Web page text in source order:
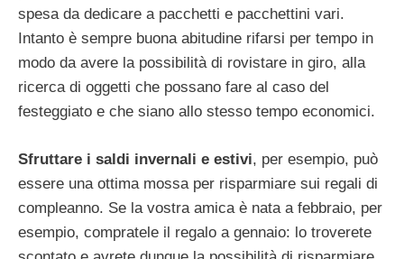
spesa da dedicare a pacchetti e pacchettini vari.
Intanto è sempre buona abitudine rifarsi per tempo in
modo da avere la possibilità di rovistare in giro, alla
ricerca di oggetti che possano fare al caso del
festeggiato e che siano allo stesso tempo economici.
Sfruttare i saldi invernali e estivi, per esempio, può
essere una ottima mossa per risparmiare sui regali di
compleanno. Se la vostra amica è nata a febbraio, per
esempio, compratele il regalo a gennaio: lo troverete